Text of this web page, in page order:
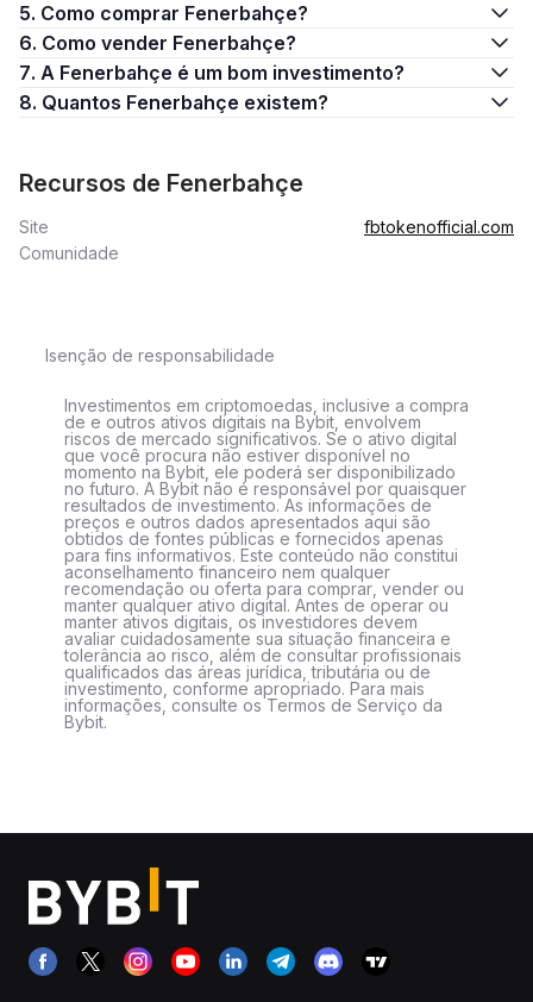
5. Como comprar Fenerbahçe?
6. Como vender Fenerbahçe?
7. A Fenerbahçe é um bom investimento?
8. Quantos Fenerbahçe existem?
Recursos de Fenerbahçe
Site
fbtokenofficial.com
Comunidade
Isenção de responsabilidade
Investimentos em criptomoedas, inclusive a compra
de e outros ativos digitais na Bybit, envolvem
riscos de mercado significativos. Se o ativo digital
que você procura não estiver disponível no
momento na Bybit, ele poderá ser disponibilizado
no futuro. A Bybit não é responsável por quaisquer
resultados de investimento. As informações de
preços e outros dados apresentados aqui são
obtidos de fontes públicas e fornecidos apenas
para fins informativos. Este conteúdo não constitui
aconselhamento financeiro nem qualquer
recomendação ou oferta para comprar, vender ou
manter qualquer ativo digital. Antes de operar ou
manter ativos digitais, os investidores devem
avaliar cuidadosamente sua situação financeira e
tolerância ao risco, além de consultar profissionais
qualificados das áreas jurídica, tributária ou de
investimento, conforme apropriado. Para mais
informações, consulte os Termos de Serviço da
Bybit.